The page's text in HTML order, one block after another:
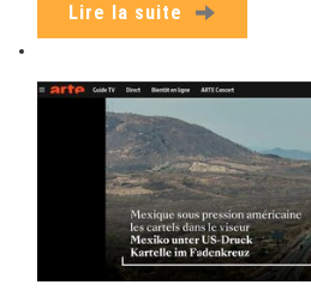
Lire la suite